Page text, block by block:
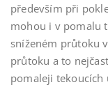
především při
mohou i v pomalu
sníženém průtoku
průtoku a to
pomaleji tekoucích